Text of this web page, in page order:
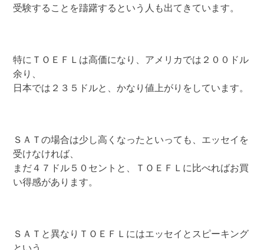
受験することを躊躇するという人も出てきています。
特にＴＯＥＦＬは高価になり、アメリカでは２００ドル
余り、
日本では２３５ドルと、かなり値上がりをしています。
ＳＡＴの場合は少し高くなったといっても、エッセイを
受けなければ、
まだ４７ドル５０セントと、ＴＯＥＦＬに比べればお買
い得感があります。
ＳＡＴと異なりＴＯＥＦＬにはエッセイとスピーキング